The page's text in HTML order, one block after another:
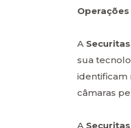
A
sua
identificam
câmaras
A